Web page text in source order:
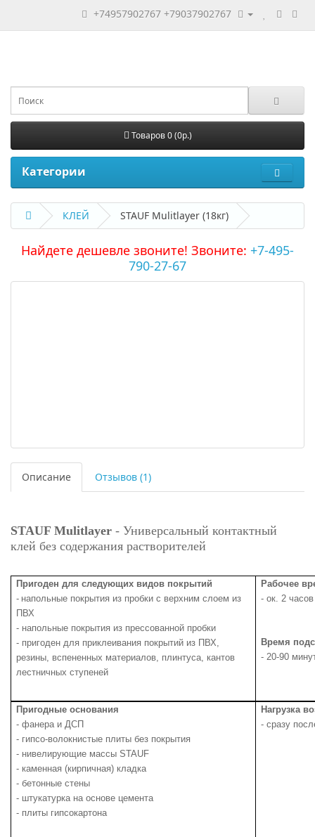
+74957902767 +79037902767
Товаров 0 (0р.)
Категории
КЛЕЙ STAUF Mulitlayer (18кг)
Найдете дешевле звоните! Звоните: +7-495-
790-27-67
Описание Отзывов (1)
STAUF Mulitlayer - Универсальный контактный
клей без содержания растворителей
Пригоден для следующих видов покрытий
- напольные покрытия из пробки с верхним слоем из
ПВХ
- напольные покрытия из прессованной пробки
- пригоден для приклеивания покрытий из ПВХ,
резины, вспененных материалов, плинтуса, кантов
лестничных ступеней
Рабочее
- ок. 2
Время
- 20-90
Пригодные основания
- фанера и ДСП
- гипсо-волокнистые плиты без покрытия
- нивелирующие массыSTAUF
- каменная (кирпичная) кладка
- бетонные стены
- штукатурка на основе цемента
- плиты гипсокартона
Нагрузка
- сразу